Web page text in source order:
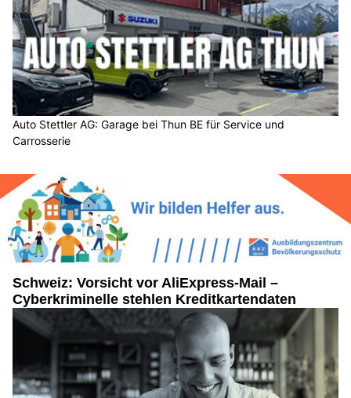
Auto Stettler AG: Garage bei Thun BE für Service und
Carrosserie
Schweiz: Vorsicht vor AliExpress-Mail –
Cyberkriminelle stehlen Kreditkartendaten